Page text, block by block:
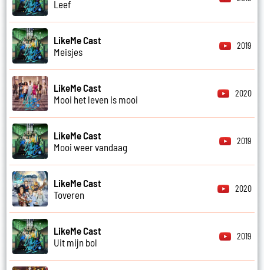
Leef
LikeMe Cast
Meisjes
2019
LikeMe Cast
Mooi het leven is mooi
2020
LikeMe Cast
Mooi weer vandaag
2019
LikeMe Cast
Toveren
2020
LikeMe Cast
Uit mijn bol
2019